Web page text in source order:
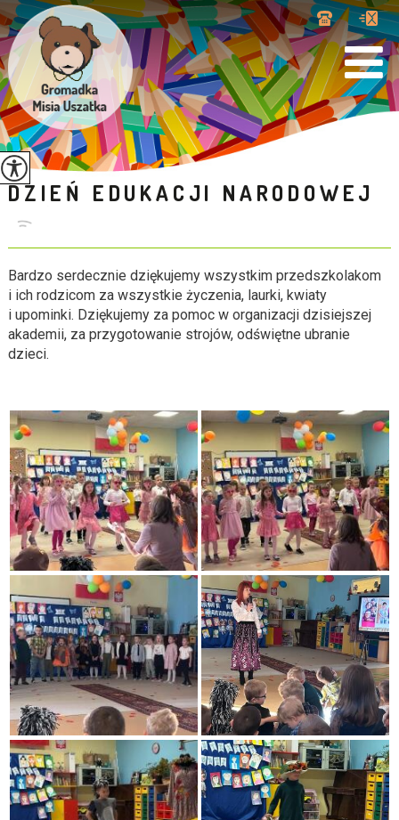
DZIEŃ EDUKACJI NARODOWEJ
Bardzo serdecznie dziękujemy wszystkim przedszkolakom
i ich rodzicom za wszystkie życzenia, laurki, kwiaty
i upominki. Dziękujemy za pomoc w organizacji dzisiejszej
akademii, za przygotowanie strojów, odświętne ubranie
dzieci.